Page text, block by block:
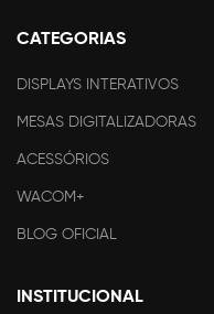
CATEGORIAS
DISPLAYS INTERATIVOS
MESAS DIGITALIZADORAS
ACESSÓRIOS
WACOM+
BLOG OFICIAL
INSTITUCIONAL